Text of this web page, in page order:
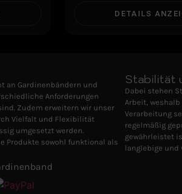
DETAILS
an Gardinenbändern und
Anforderungen
Zudem erweitern wir unser
Vielfalt und Flexibilität
umgesetzt werden.
Produkte sowohl funktional als
Stabilität
Dabei stehen
Arbeit,
Verarbeitung
regelmäßig
gewährleistet
langlebige und